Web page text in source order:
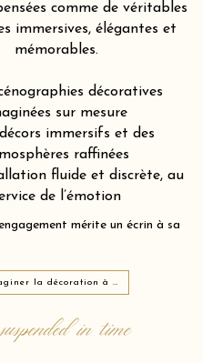
comme de véritables
immersives, élégantes et
mémorables.
décoratives
sur mesure
immersifs et des
raffinées
fluide et discrète, au
de l’émotion
mérite un écrin à sa
Imaginer la décoration à Grandes-Carrières 75018
suspended in time